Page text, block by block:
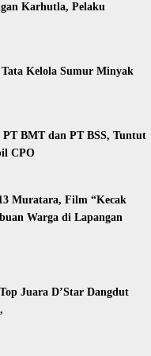
Karhutla, Pelaku
Kelola Sumur Minyak
BMT dan PT BSS, Tuntut
CPO
Muratara, Film “Kecak
Warga di Lapangan
Juara D’Star Dangdut